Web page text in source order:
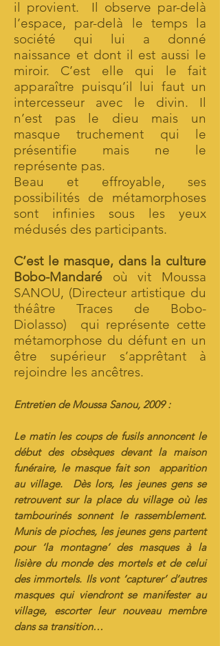
il provient. Il observe par-delà
l’espace, par-delà le temps la
société qui lui a donné
naissance et dont il est aussi le
miroir. C’est elle qui le fait
apparaître puisqu’il lui faut un
intercesseur avec le divin. Il
n’est pas le dieu mais un
masque truchement qui le
présentifie mais ne le
représente pas.
Beau et effroyable, ses
possibilités de métamorphoses
sont infinies sous les yeux
médusés des participants.
C’est le masque, dans la culture
Bobo-Mandaré où vit Moussa
SANOU, (Directeur artistique du
théâtre Traces de Bobo-
Diolasso) qui représente cette
métamorphose du défunt en un
être supérieur s’apprêtant à
rejoindre les ancêtres.
Entretien de Moussa Sanou, 2009 :
Le matin les coups de fusils annoncent le
début des obsèques devant la maison
funéraire, le masque fait son apparition
au village. Dès lors, les jeunes gens se
retrouvent sur la place du village où les
tambourinés sonnent le rassemblement.
Munis de pioches, les jeunes gens partent
pour ‘la montagne’ des masques à la
lisière du monde des mortels et de celui
des immortels. Ils vont ‘capturer’ d’autres
masques qui viendront se manifester au
village, escorter leur nouveau membre
dans sa transition…